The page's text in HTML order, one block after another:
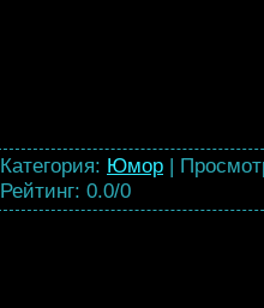
Категория: Юмор |
Рейтинг: 0.0/0